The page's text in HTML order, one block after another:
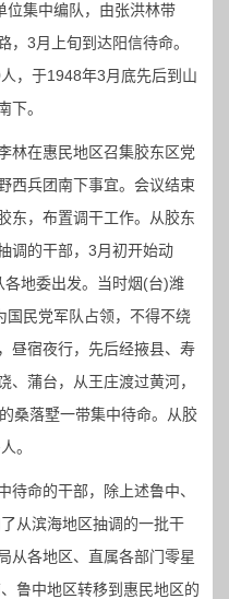
位集中编队，由张洪林带
，3月上旬到达阳信待命。
，于1948年3月底先后到山
下。
在惠民地区召集胶东区党
西兵团南下事宜。会议结束
东，布置调干工作。从胶东
调的干部，3月初开始动
地委出发。当时烟(台)潍
国民党军队占领，不得不绕
昼宿夜行，先后经掖县、寿
、蒲台，从王庄渡过黄河，
桑落墅一带集中待命。从胶
。
命的干部，除上述鲁中、
从滨海地区抽调的一批干
从各地区、直属各部门零星
鲁中地区转移到惠民地区的